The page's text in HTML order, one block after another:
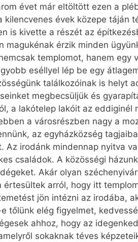
évet már eltöltött ezen a
évek közepe táján
is kivette a részét az
érzik minden
templomot, hanem egy
eséllyel lép be egy
találkozóinak is helyt
megbecsüljük és
a lakótelep lakóit az eddiginél
a városrészben nagy a
az egyházközség
irodánk mindennap nyitva
családok. A közösségi
Akár olyan
arról, hogy itt
jön intézni az irodába,
tőlünk elég figyelmet,
ahhoz, hogy az
sokaknak téves